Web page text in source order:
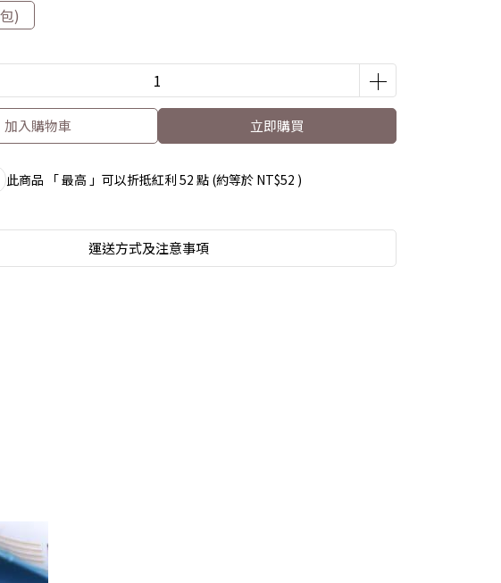
)
加入購物車 立即購買
此商品 「 最高 」可以折抵紅利 52 點 (約等於 NT$52 )
運送方式及注意事項